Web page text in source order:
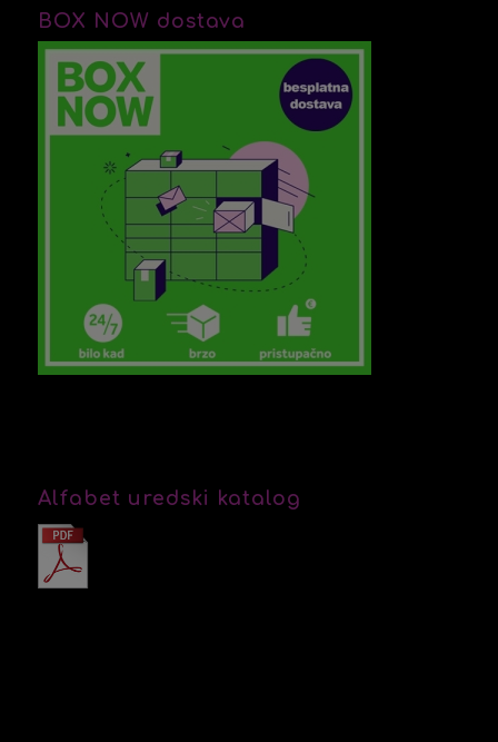
BOX NOW dostava
Alfabet uredski katalog